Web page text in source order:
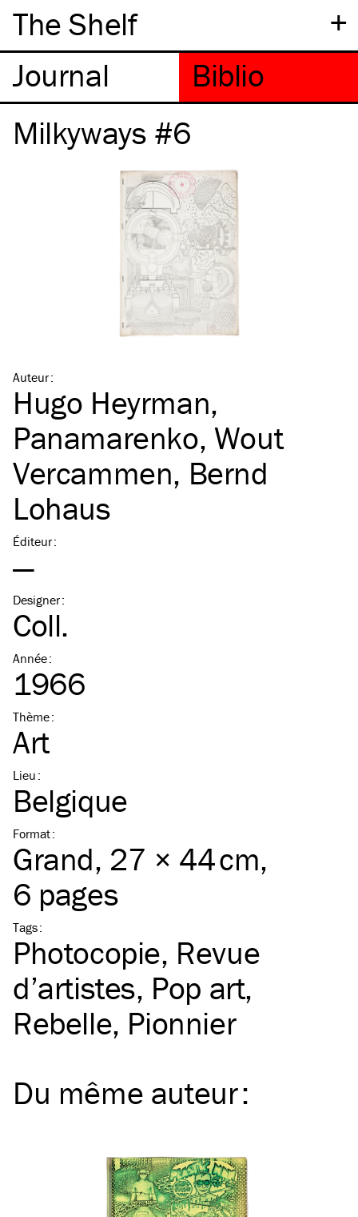
+
The Shelf
Milkyways #6
Auteur:
Hugo Heyrman,
Panamarenko, Wout
Vercammen, Bernd
Lohaus
Éditeur:
—
Designer:
Coll.
Année:
1966
Thème:
Art
Lieu :
Belgique
Format:
Grand, 27 × 44 cm,
6 pages
Tags:
Photocopie Revue
d’artistes Pop art
Rebelle Pionnier
Du même auteur: